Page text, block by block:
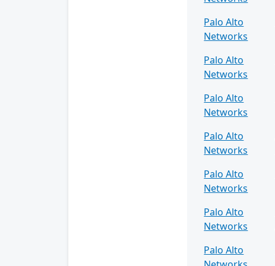
Palo Alto
Networks
Palo Alto
Networks
Palo Alto
Networks
Palo Alto
Networks
Palo Alto
Networks
Palo Alto
Networks
Palo Alto